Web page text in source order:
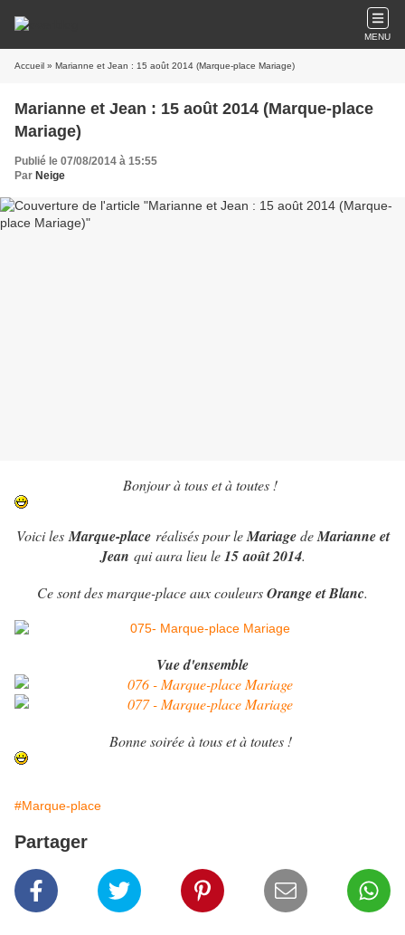
MENU
Accueil » Marianne et Jean : 15 août 2014 (Marque-place Mariage)
Marianne et Jean : 15 août 2014 (Marque-place
Mariage)
Publié le 07/08/2014 à 15:55
Par Neige
Bonjour à tous et à toutes !
Voici les Marque-placeréalisés pour leMariagedeMarianne et
Jean qui aura lieu le15août 2014.
Ce sont des marque-place aux couleursOrange et Blanc.
Vue d'ensemble
Bonne soirée à tous et à toutes !
#Marque-place
Partager